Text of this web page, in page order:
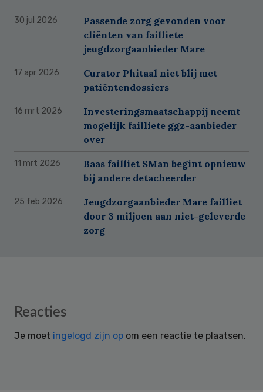
30 jul 2026
Passende zorg gevonden voor
cliënten van failliete
jeugdzorgaanbieder Mare
17 apr 2026
Curator Phitaal niet blij met
patiëntendossiers
16 mrt 2026
Investeringsmaatschappij neemt
mogelijk failliete ggz-aanbieder
over
11 mrt 2026
Baas failliet SMan begint opnieuw
bij andere detacheerder
25 feb 2026
Jeugdzorgaanbieder Mare failliet
door 3 miljoen aan niet-geleverde
zorg
Reader
Reacties
Je moet ingelogd zijn op om een reactie te plaatsen.